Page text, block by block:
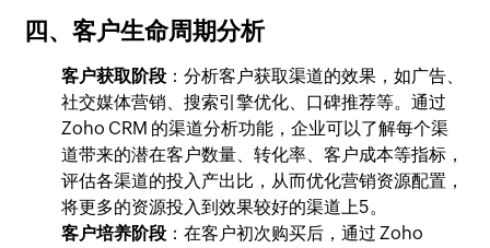
四、客户生命周期分析
客户获取阶段 ：分析客户获取渠道的效果，如广告、
社交媒体营销、搜索引擎优化、口碑推荐等。通过
Zoho CRM 的渠道分析功能，企业可以了解每个渠
道带来的潜在客户数量、转化率、客户成本等指标，
评估各渠道的投入产出比，从而优化营销资源配置，
将更多的资源投入到效果较好的渠道上5。
客户培养阶段 ：在客户初次购买后，通过 Zoho